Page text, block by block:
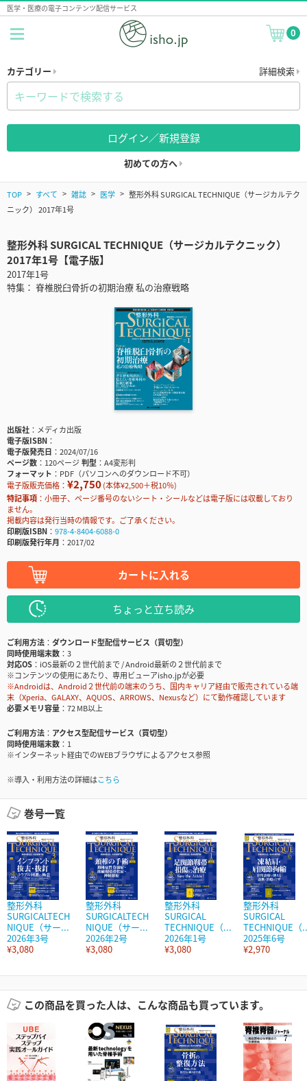
医学・医療の電子コンテンツ配信サービス
0
カテゴリー 詳細検索
ログイン／新規登録
初めての方へ
TOP すべて 雑誌 医学
整形外科 SURGICAL TECHNIQUE（サージカルテク
ニック） 2017年1号
整形外科 SURGICAL TECHNIQUE（サージカルテクニック）
2017年1号【電子版】
2017年1号
特集： 脊椎脱臼骨折の初期治療 私の治療戦略
出版社
メディカ出版
電子版ISBN
電子版発売日
2024/07/16
ページ数
120ページ判型
A4変形判
フォーマット
PDF（パソコンへのダウンロード不可）
電子版販売価格： ¥2,750(本体¥2,500＋税10％)
特記事項
小冊子、ページ番号のないシート・シールなどは電子版には収載しており
ません。
掲載内容は発行当時の情報です。ご了承ください。
印刷版ISBN
978-4-8404-6088-0
印刷版発行年月
2017/02
カートに入れる
ちょっと立ち読み
ご利用方法
ダウンロード型配信サービス（買切型）
同時使用端末数
3
対応OS
iOS最新の２世代前まで / Android最新の２世代前まで
※コンテンツの使用にあたり、専用ビューアisho.jpが必要
※Androidは、Android２世代前の端末のうち、国内キャリア経由で販売されている端
末（Xperia、GALAXY、AQUOS、ARROWS、Nexusなど）にて動作確認しています
必要メモリ容量
72 MB以上
ご利用方法
アクセス型配信サービス（買切型）
同時使用端末数
1
※インターネット経由でのWEBブラウザによるアクセス参照
※導入・利用方法の詳細はこちら
巻号一覧
整形外科
SURGICALTECH
NIQUE（サー...
2026年3号
¥3,080
整形外科
SURGICALTECH
NIQUE（サー...
2026年2号
¥3,080
整形外科
SURGICAL
TECHNIQUE（...
2026年1号
¥3,080
整形外科
SURGICAL
TECHNIQUE（
2025年6号
¥2,970
この商品を買った人は、こんな商品も買っています。